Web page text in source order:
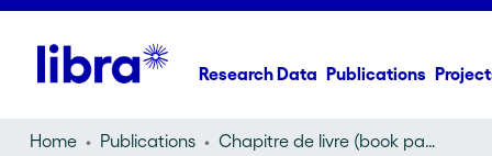
Research Data Publications
Home Publications
Chapitre de livre (book part)